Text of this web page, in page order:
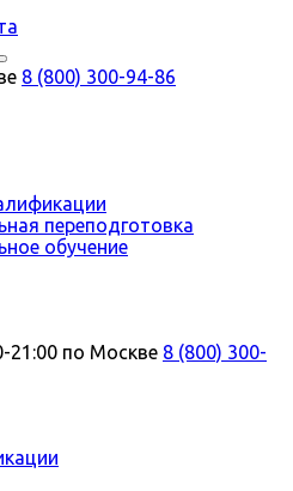
8 (800) 300-94-86
переподготовка
обучение
21:00 по Москве 8 (800) 300-